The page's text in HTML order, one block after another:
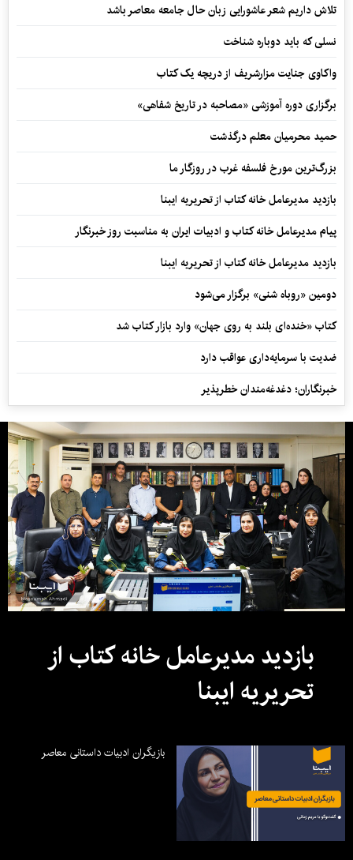
تلاش داریم شعر عاشورایی زبان حال جامعه معاصر باشد
نسلی که باید دوباره شناخت
واکاوی جنایت مزارشریف از دریچه یک کتاب
برگزاری دوره آموزشی «مصاحبه در تاریخ شفاهی»
حمید محرمیان معلم درگذشت
بزرگ‌ترین مورخ فلسفه غرب در روزگار ما
بازدید مدیرعامل خانه کتاب از تحریریه ایبنا
پیام مدیرعامل خانه کتاب و ادبیات ایران به مناسبت روز خبرنگار
بازدید مدیرعامل خانه کتاب از تحریریه ایبنا
دومین «روباه شنی» برگزار می‌شود
کتاب «خنده‌ای بلند به روی جهان» وارد بازار کتاب شد
ضدیت با سرمایه‌داری عواقب دارد
خبرنگاران؛ دغدغه‌مندان خطرپذیر
بازدید مدیرعامل خانه کتاب از
تحریریه ایبنا
بازیگران ادبیات داستانی معاصر